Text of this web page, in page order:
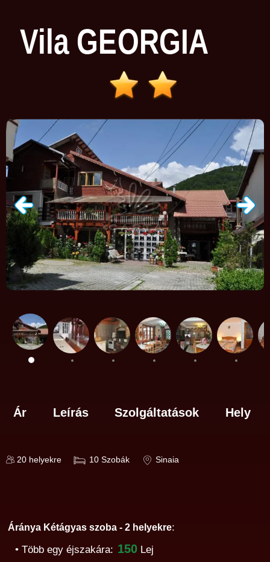
Vila GEORGIA
Ár Leírás Szolgáltatások Hely
20 helyekre 10 Szobák Sinaia
Áránya Kétágyas szoba - 2 helyekre:
• Több egy éjszakára: 150 Lej